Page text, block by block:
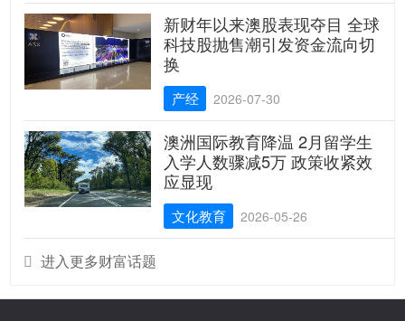
新财年以来澳股表现夺目 全球
科技股抛售潮引发资金流向切
换
产经 2026-07-30
澳洲国际教育降温 2月留学生
入学人数骤减5万 政策收紧效
应显现
文化教育 2026-05-26
 进入更多财富话题